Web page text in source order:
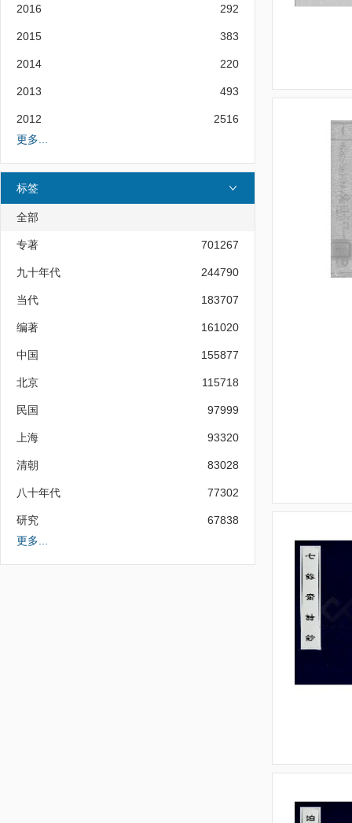
2016 292
2015 383
2014 220
2013 493
2012
2516
更多...
标签
全部
专著 701267
九十年代 244790
当代 183707
编著 161020
中国 155877
北京 115718
民国 97999
上海 93320
清朝 83028
八十年代 77302
研究
67838
更多...